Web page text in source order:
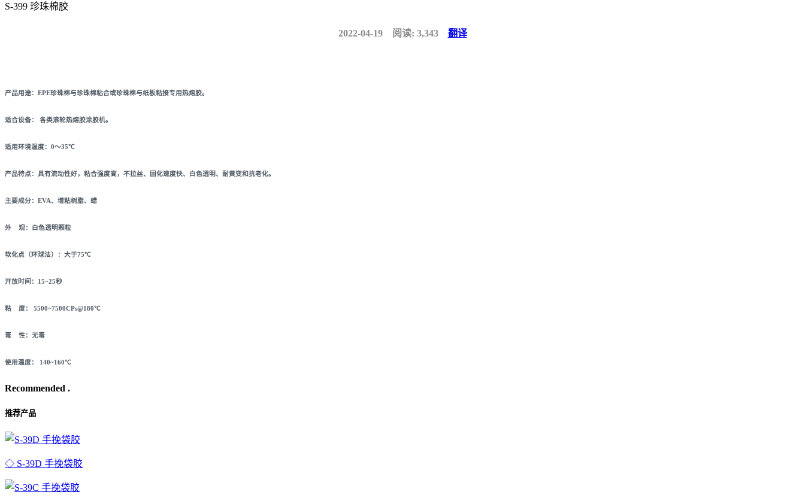
S-399 珍珠棉胶
2022-04-19 阅读: 3,343 翻译
产品用途：EPE珍珠棉与珍珠棉粘合或珍珠棉与纸板粘接专用热熔胶。
适合设备： 各类滚轮热熔胶涂胶机。
适用环境温度：0～35℃
产品特点：具有流动性好，粘合强度高，不拉丝、固化速度快、白色透明、耐黄变和抗老化。
主要成分：EVA、增粘树脂、蜡
外 观：白色透明颗粒
软化点（环球法）：大于75℃
开放时间：15~25秒
粘 度： 5500~7500CPs@180℃
毒 性：无毒
使用温度： 140~160℃
Recommended .
推荐产品
◇ S-39D 手挽袋胶